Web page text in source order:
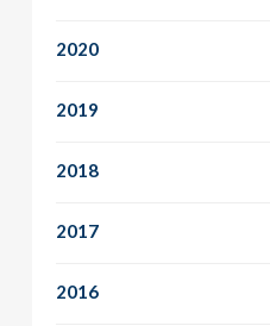
2020
2019
2018
2017
2016